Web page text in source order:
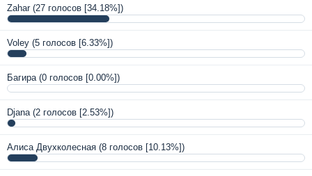
Zahar (27 голосов [34.18%])
Voley (5 голосов [6.33%])
Багира (0 голосов [0.00%])
Djana (2 голосов [2.53%])
Алиса Двухколесная (8 голосов [10.13%])